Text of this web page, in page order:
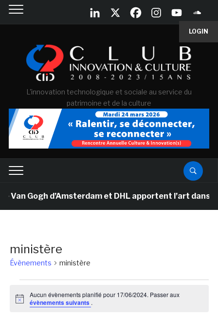
LOGIN
L'innovation technologique et sociale au service du
patrimoine et de la culture
Van Gogh d’Amsterdam et DHL apportent l’art dans
ministère
Évènements ministère
for
Notice
Aucun évènements planifié pour 17/06/2024. Passer aux
évènements suivants .